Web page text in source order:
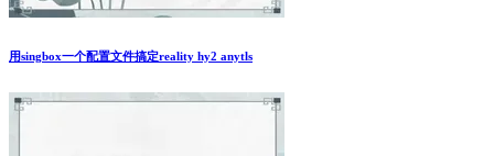
用singbox一个配置文件搞定reality hy2 anytls